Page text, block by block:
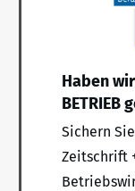
Haben
BETRIEB
Sichern
Zeitschrift